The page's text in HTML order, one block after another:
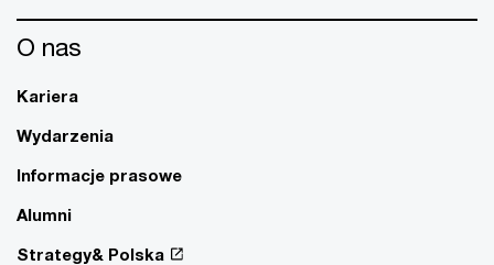
O nas
Kariera
Wydarzenia
Informacje prasowe
Alumni
Strategy& Polska